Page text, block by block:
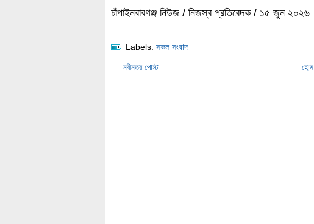
চাঁপাইনবাবগঞ্জ নিউজ / নিজস্ব প্রতিবেদক / ১৫ জুন ২০২৬
Labels: সকল সংবাদ
নবীনতর পোস্ট হোম